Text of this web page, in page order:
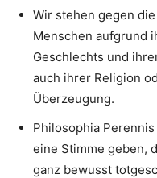
Wir stehen gegen
Menschen aufgrund
Geschlechts und
auch ihrer Religion
Überzeugung.
Philosophia
eine Stimme geben,
ganz bewusst